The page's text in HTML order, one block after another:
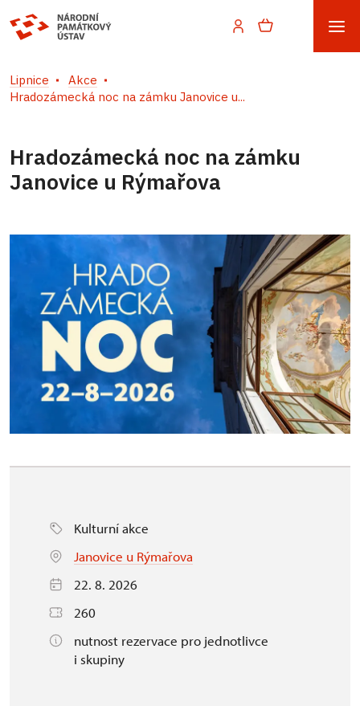
Lipnice
Akce
Hradozámecká noc na zámku Janovice u...
Hradozámecká noc na zámku
Janovice u Rýmařova
Kulturní akce
Janovice u Rýmařova
22. 8. 2026
260
nutnost rezervace pro jednotlivce
i skupiny